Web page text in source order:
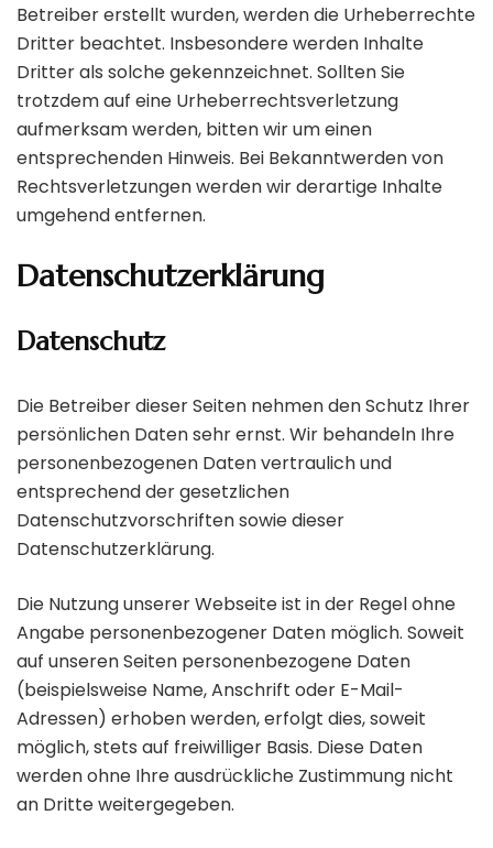
Betreiber erstellt wurden, werden die Urheberrechte
Dritter beachtet. Insbesondere werden Inhalte
Dritter als solche gekennzeichnet. Sollten Sie
trotzdem auf eine Urheberrechtsverletzung
aufmerksam werden, bitten wir um einen
entsprechenden Hinweis. Bei Bekanntwerden von
Rechtsverletzungen werden wir derartige Inhalte
umgehend entfernen.
Datenschutzerklärung
Datenschutz
Die Betreiber dieser Seiten nehmen den Schutz Ihrer
persönlichen Daten sehr ernst. Wir behandeln Ihre
personenbezogenen Daten vertraulich und
entsprechend der gesetzlichen
Datenschutzvorschriften sowie dieser
Datenschutzerklärung.
Die Nutzung unserer Webseite ist in der Regel ohne
Angabe personenbezogener Daten möglich. Soweit
auf unseren Seiten personenbezogene Daten
(beispielsweise Name, Anschrift oder E-Mail-
Adressen) erhoben werden, erfolgt dies, soweit
möglich, stets auf freiwilliger Basis. Diese Daten
werden ohne Ihre ausdrückliche Zustimmung nicht
an Dritte weitergegeben.